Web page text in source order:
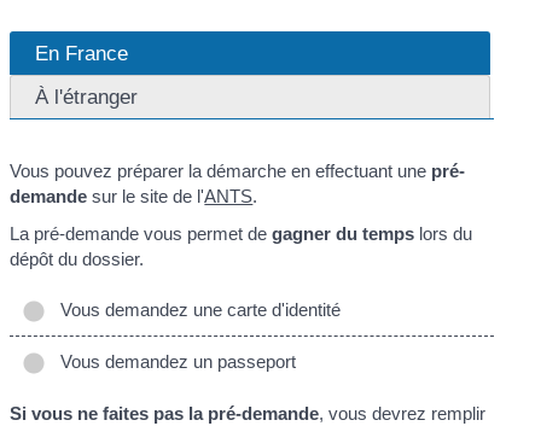
En France
À l'étranger
Vous pouvez préparer la démarche en effectuant une pré-
demande sur le site de l'ANTS.
La pré-demande vous permet degagner du temps lors du
dépôt du dossier.
Vous demandez une carte d'identité
Vous demandez un passeport
Si vous ne faites pas la pré-demande, vous devrez remplir